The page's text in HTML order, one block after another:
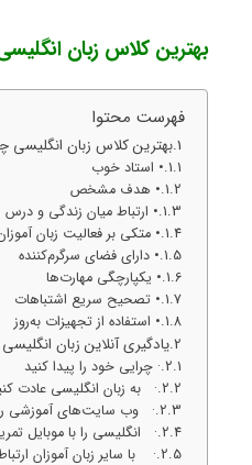
بهترین کلاس زبان
فهرست محتوا
بهترین کلاس زبان انگلیسی
• استاد خوب
• هدف مشخص
• ارتباط میان زندگی و درس
• متکی بر فعالیت زبان
• دارای فضای سرگرم‌کننده
• یکپارچگی مهارت‌ها
• تصحیح سریع اشتباهات
• استفاده از تجهیزات به‌روز
یادگیری آنلاین زبان انگلیسی
· چرایی خود را پیدا کنید
· به زبان انگلیسی عادت
· وب سایت‌های آموزشی را
· انگلیسی را با موبایل
· با سایر زبان آموزان